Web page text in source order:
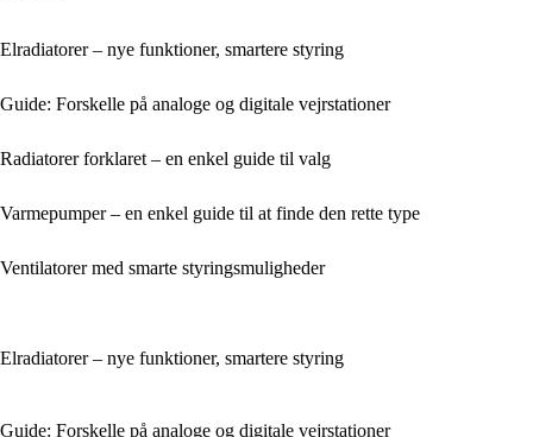
Elradiatorer – nye funktioner, smartere styring
Guide: Forskelle på analoge og digitale vejrstationer
Radiatorer forklaret – en enkel guide til valg
Varmepumper – en enkel guide til at finde den rette type
Ventilatorer med smarte styringsmuligheder
Elradiatorer – nye funktioner, smartere styring
Guide: Forskelle på analoge og digitale vejrstationer